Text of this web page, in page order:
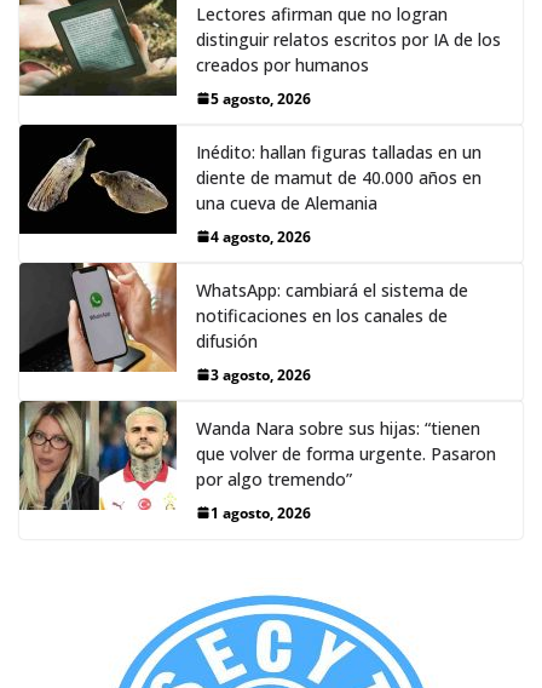
Lectores afirman que no logran
distinguir relatos escritos por IA de los
creados por humanos
5 agosto, 2026
Inédito: hallan figuras talladas en un
diente de mamut de 40.000 años en
una cueva de Alemania
4 agosto, 2026
WhatsApp: cambiará el sistema de
notificaciones en los canales de
difusión
3 agosto, 2026
Wanda Nara sobre sus hijas: “tienen
que volver de forma urgente. Pasaron
por algo tremendo”
1 agosto, 2026